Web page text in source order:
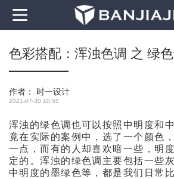
色彩搭配：浑浊色调 之 绿
作者： 时一设计
2021-07-30 10:55
浑浊的绿色调也可以按照中明度和
竟在实际的案例中，选了一个颜色
一点，而有的人却喜欢暗一些，明
定的。浑浊的绿色调主要包括一些
中明度的墨绿色等，都是我们日常